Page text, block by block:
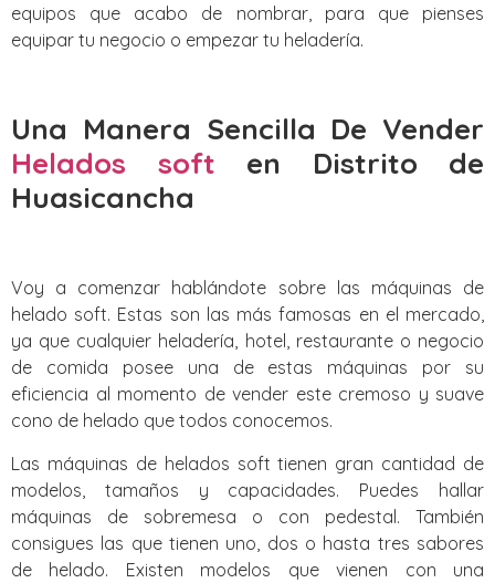
equipos que acabo de nombrar, para que pienses
equipar tu negocio o empezar tu heladería.
Una Manera Sencilla De Vender
Helados soft en Distrito de
Huasicancha
Voy a comenzar hablándote sobre las máquinas de
helado soft. Estas son las más famosas en el mercado,
ya que cualquier heladería, hotel, restaurante o negocio
de comida posee una de estas máquinas por su
eficiencia al momento de vender este cremoso y suave
cono de helado que todos conocemos.
Las máquinas de helados soft tienen gran cantidad de
modelos, tamaños y capacidades. Puedes hallar
máquinas de sobremesa o con pedestal. También
consigues las que tienen uno, dos o hasta tres sabores
de helado. Existen modelos que vienen con una